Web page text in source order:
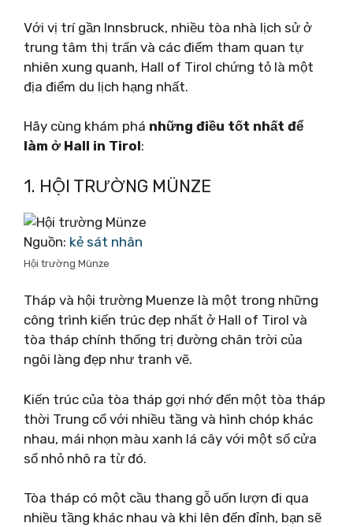
Với vị trí gần Innsbruck, nhiều tòa nhà lịch sử ở
trung tâm thị trấn và các điểm tham quan tự
nhiên xung quanh, Hall of Tirol chứng tỏ là một
địa điểm du lịch hạng nhất.
Hãy cùng khám phá những điều tốt nhất để
làm ở Hall in Tirol:
1. HỘI TRƯỜNG MÜNZE
Nguồn: kẻ sát nhân
Hội trường Münze
Tháp và hội trường Muenze là một trong những
công trình kiến ​​trúc đẹp nhất ở Hall of Tirol và
tòa tháp chính thống trị đường chân trời của
ngôi làng đẹp như tranh vẽ.
Kiến trúc của tòa tháp gợi nhớ đến một tòa tháp
thời Trung cổ với nhiều tầng và hình chóp khác
nhau, mái nhọn màu xanh lá cây với một số cửa
sổ nhỏ nhô ra từ đó.
Tòa tháp có một cầu thang gỗ uốn lượn đi qua
nhiều tầng khác nhau và khi lên đến đỉnh, bạn sẽ